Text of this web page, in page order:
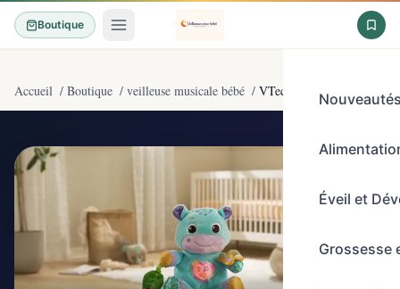
Boutique
Éveil et
Grossesse
Accueil / Boutique / veilleuse musicale bébé / VTech - Louison, Mon